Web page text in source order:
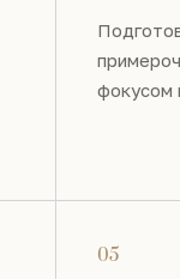
фокусом
05